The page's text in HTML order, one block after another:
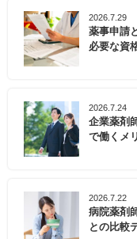
2026.7.29
薬事申請
必要な資
2026.7.24
企業薬剤
で働くメ
2026.7.22
病院薬剤
との比較